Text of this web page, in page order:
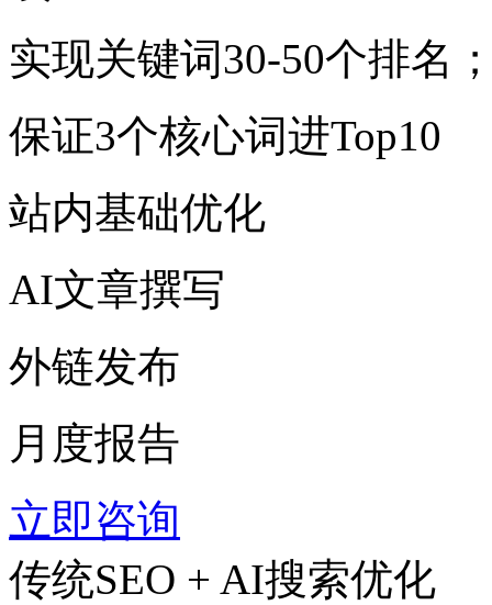
实现关键词30-50个排名
保证3个核心词进Top10
站内基础优化
AI文章撰写
外链发布
月度报告
立即咨询
传统SEO + AI搜索优化